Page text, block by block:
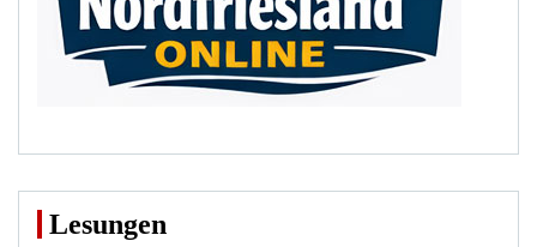
Lesungen